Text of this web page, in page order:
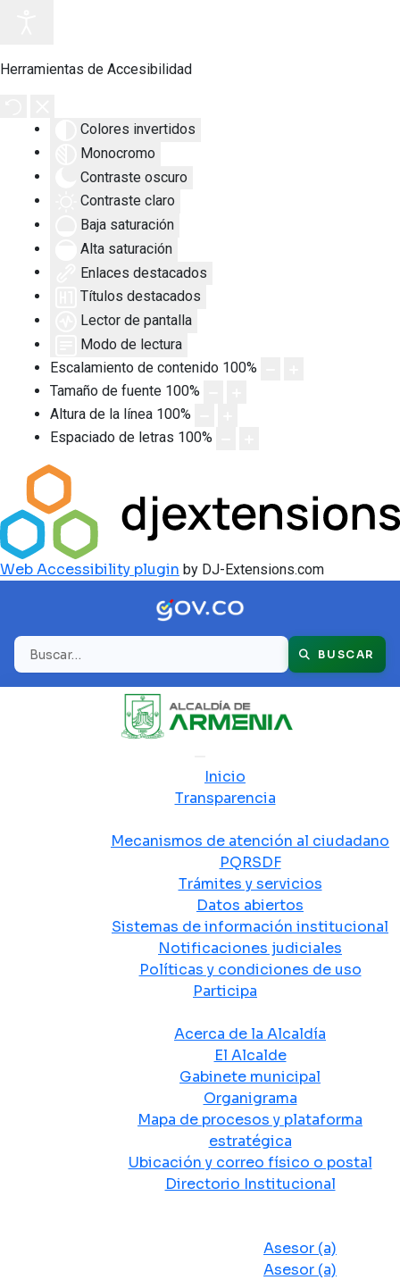
Herramientas de Accesibilidad
Colores invertidos
Monocromo
Contraste oscuro
Contraste claro
Baja saturación
Alta saturación
Enlaces destacados
Títulos destacados
Lector de pantalla
Modo de lectura
Escalamiento de contenido 100%
Tamaño de fuente 100%
Altura de la línea 100%
Espaciado de letras 100%
Web Accessibility plugin by DJ-Extensions.com
Buscar BUSCAR
Inicio
Transparencia
Mecanismos de atención al ciudadano
PQRSDF
Trámites y servicios
Datos abiertos
Sistemas de información institucional
Notificaciones judiciales
Políticas y condiciones de uso
Participa
Acerca de la Alcaldía
El Alcalde
Gabinete municipal
Organigrama
Mapa de procesos y plataforma
estratégica
Ubicación y correo físico o postal
Directorio Institucional
Asesor (a)
Asesor (a)